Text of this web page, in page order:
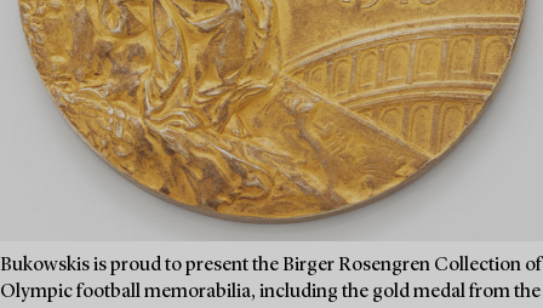
Bukowskis is proud to present the Birger Rosengren Collection of
Olympic football memorabilia, including the gold medal from the